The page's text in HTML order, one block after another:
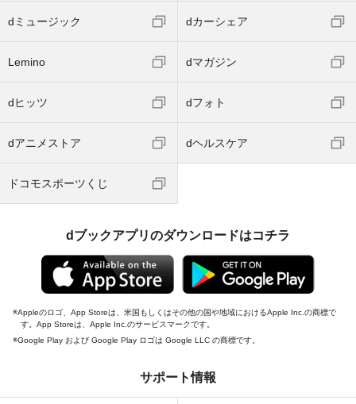
dミュージック dカーシェア
Lemino dマガジン
dヒッツ dフォト
dアニメストア dヘルスケア
ドコモスポーツくじ
dブックアプリのダウンロードはコチラ
Appleのロゴ、App Storeは、米国もしくはその他の国や地域におけるApple Inc.の商標で
す。App Storeは、Apple Inc.のサービスマークです。
Google Play および Google Play ロゴは Google LLC の商標です。
サポート情報